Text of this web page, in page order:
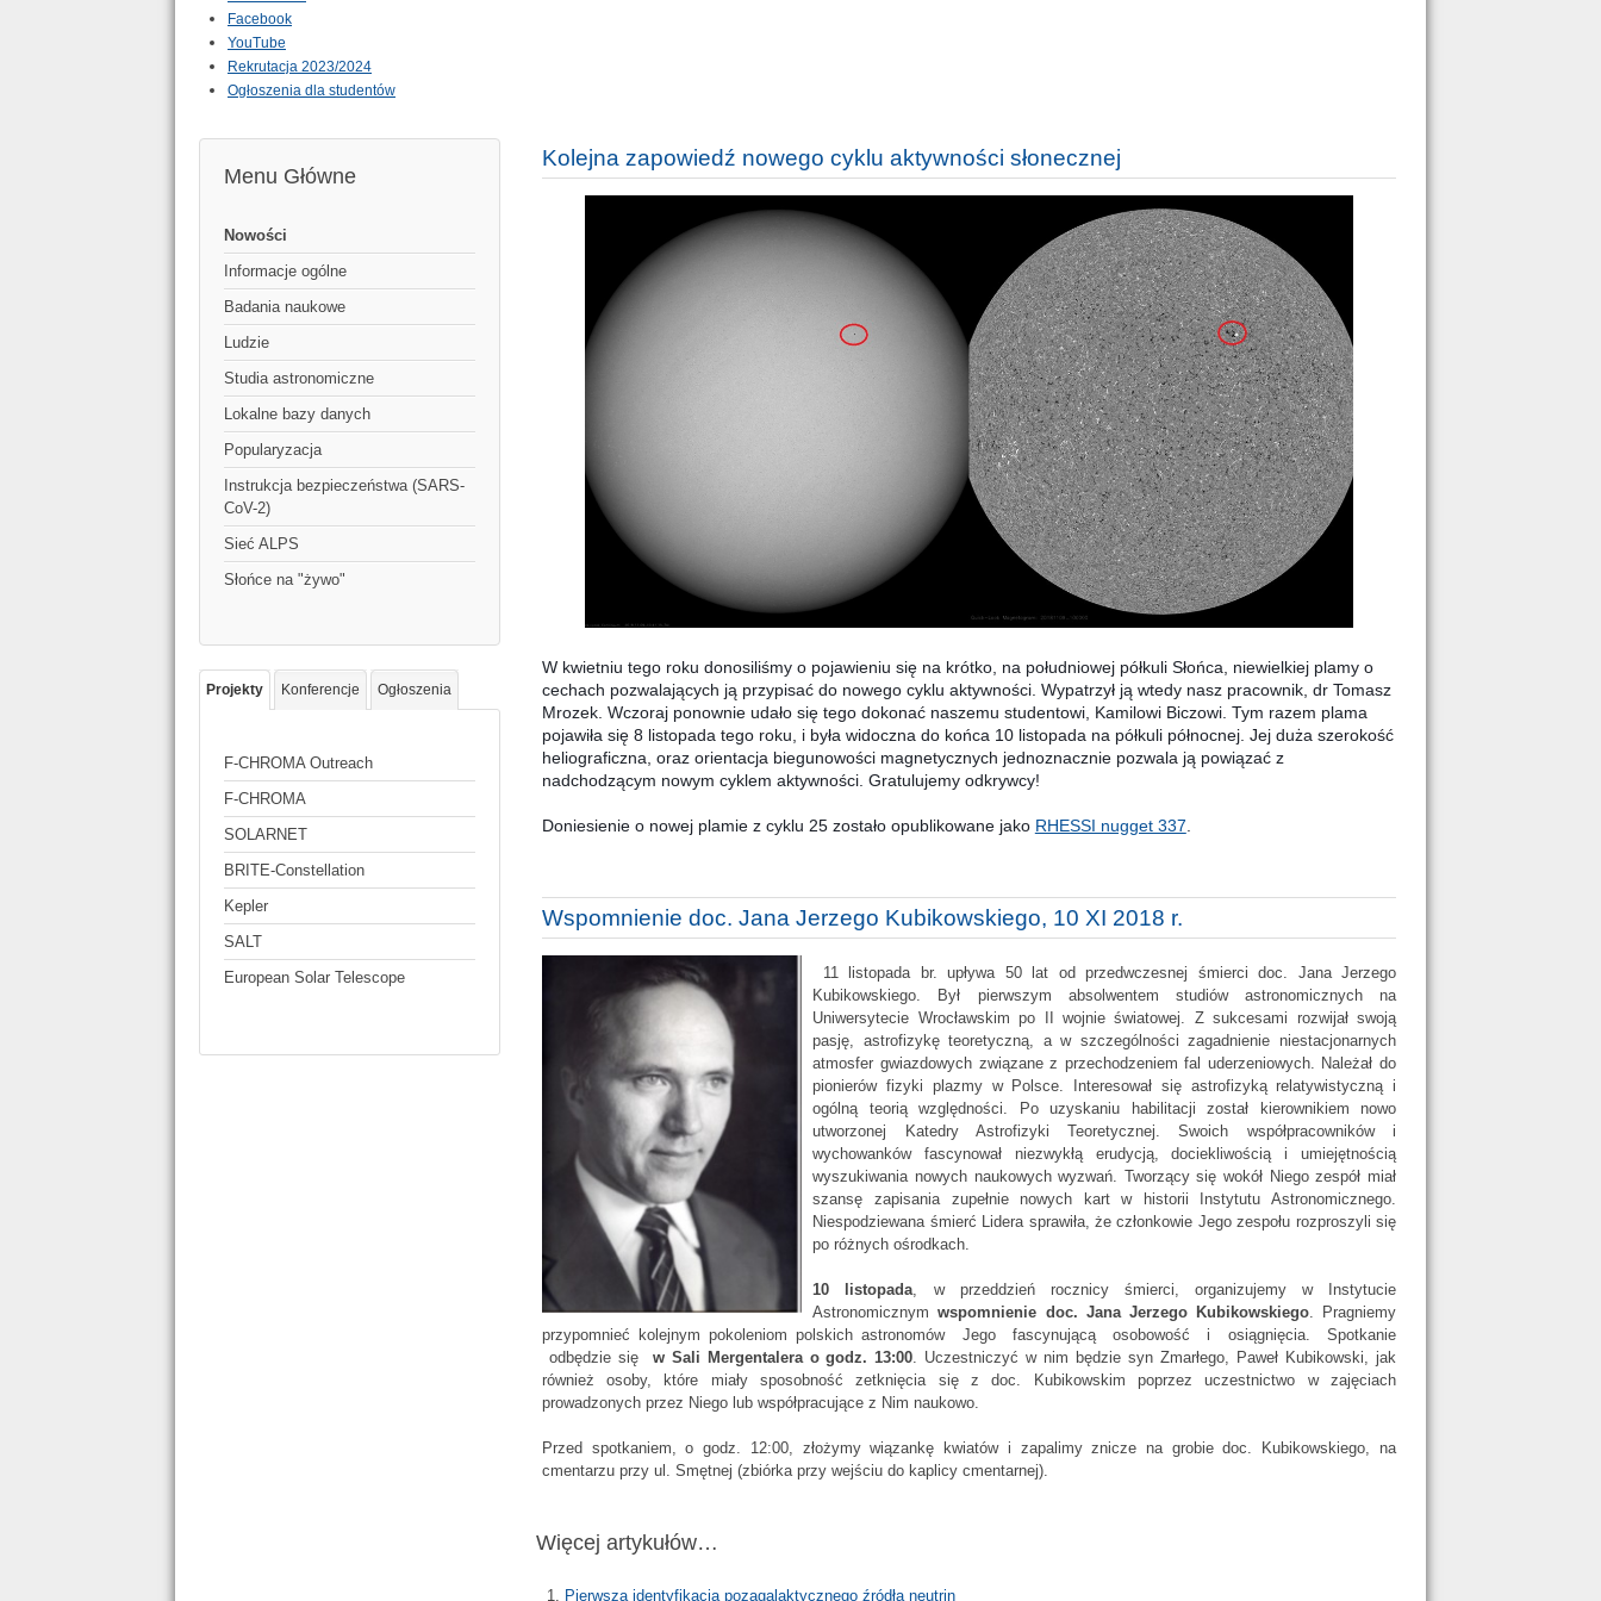
Facebook
YouTube
Rekrutacja 2023/2024
Ogłoszenia dla studentów
Menu Główne
Nowości
Informacje ogólne
Badania naukowe
Ludzie
Studia astronomiczne
Lokalne bazy danych
Popularyzacja
Instrukcja bezpieczeństwa (SARS-
CoV-2)
Sieć ALPS
Słońce na "żywo"
Projekty Konferencje Ogłoszenia
F-CHROMA Outreach
F-CHROMA
SOLARNET
BRITE-Constellation
Kepler
SALT
European Solar Telescope
Kolejna zapowiedź nowego cyklu aktywności słonecznej
W kwietniu tego roku donosiliśmy o pojawieniu się na krótko, na południowej półkuli Słońca, niewielkiej plamy o
cechach pozwalających ją przypisać do nowego cyklu aktywności. Wypatrzył ją wtedy nasz pracownik, dr Tomasz
Mrozek. Wczoraj ponownie udało się tego dokonać naszemu studentowi, Kamilowi Biczowi. Tym razem plama
pojawiła się 8 listopada tego roku, i była widoczna do końca 10 listopada na półkuli północnej. Jej duża szerokość
heliograficzna, oraz orientacja biegunowości magnetycznych jednoznacznie pozwala ją powiązać z
nadchodzącym nowym cyklem aktywności. Gratulujemy odkrywcy!
Doniesienie o nowej plamie z cyklu 25 zostało opublikowane jako RHESSI nugget 337.
Wspomnienie doc. Jana Jerzego Kubikowskiego, 10 XI 2018 r.
11 listopada br. upływa 50 lat od przedwczesnej śmierci doc. Jana Jerzego
Kubikowskiego. Był pierwszym absolwentem studiów astronomicznych na
Uniwersytecie Wrocławskim po II wojnie światowej. Z sukcesami rozwijał swoją
pasję, astrofizykę teoretyczną, a w szczególności zagadnienie niestacjonarnych
atmosfer gwiazdowych związane z przechodzeniem fal uderzeniowych. Należał do
pionierów fizyki plazmy w Polsce. Interesował się astrofizyką relatywistyczną i
ogólną teorią względności. Po uzyskaniu habilitacji został kierownikiem nowo
utworzonej Katedry Astrofizyki Teoretycznej. Swoich współpracowników i
wychowanków fascynował niezwykłą erudycją, dociekliwością i umiejętnością
wyszukiwania nowych naukowych wyzwań. Tworzący się wokół Niego zespół miał
szansę zapisania zupełnie nowych kart w historii Instytutu Astronomicznego.
Niespodziewana śmierć Lidera sprawiła, że członkowie Jego zespołu rozproszyli się
po różnych ośrodkach.
10 listopada , w przeddzień rocznicy śmierci, organizujemy w Instytucie
Astronomicznymwspomnienie doc. Jana Jerzego Kubikowskiego. Pragniemy
przypomnieć kolejnym pokoleniom polskich astronomów
Jego fascynującą osobowość i osiągnięcia.
Spotkanie
odbędzie się
w Sali Mergentalera o godz. 13:00 . Uczestniczyć w nim będzie syn Zmarłego, Paweł Kubikowski, jak
również osoby, które miały sposobność zetknięcia się z doc. Kubikowskim poprzez uczestnictwo w zajęciach
prowadzonych przez Niego lub współpracujące z Nim naukowo.
Przed spotkaniem, o godz. 12:00, złożymy wiązankę kwiatów i zapalimy znicze na grobie doc. Kubikowskiego, na
cmentarzu przy ul. Smętnej (zbiórka przy wejściu do kaplicy cmentarnej).
Więcej artykułów…
Pierwsza identyfikacja pozagalaktycznego źródła neutrin